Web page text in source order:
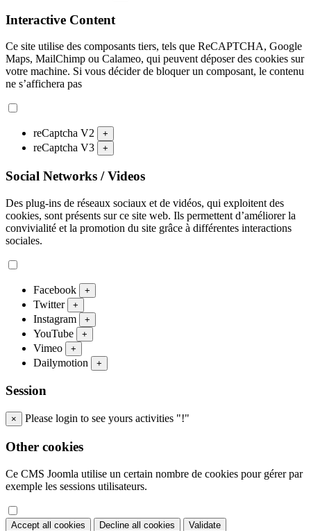
Interactive Content
Ce site utilise des composants tiers, tels que ReCAPTCHA, Google
Maps, MailChimp ou Calameo, qui peuvent déposer des cookies sur
votre machine. Si vous décider de bloquer un composant, le contenu
ne s’affichera pas
reCaptcha V2 +
reCaptcha V3 +
Social Networks / Videos
Des plug-ins de réseaux sociaux et de vidéos, qui exploitent des
cookies, sont présents sur ce site web. Ils permettent d’améliorer la
convivialité et la promotion du site grâce à différentes interactions
sociales.
Facebook +
Twitter +
Instagram +
YouTube +
Vimeo +
Dailymotion +
Session
× Please login to see yours activities "!"
Other cookies
Ce CMS Joomla utilise un certain nombre de cookies pour gérer par
exemple les sessions utilisateurs.
Accept all cookies Decline all cookies Validate